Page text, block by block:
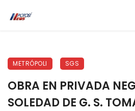
METRÓPOLI SGS
OBRA EN PRIVADA
SOLEDAD DE G. S.